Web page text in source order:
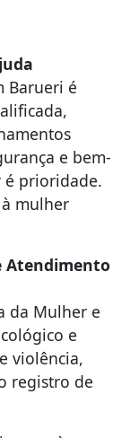
Barueri é
e bem-
é prioridade.
mulher
Atendimento
da Mulher e
e
violência,
registro de